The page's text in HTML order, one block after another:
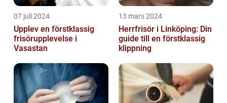
07 juli 2024
Upplev en förstklassig
frisörupplevelse i
Vasastan
13 mars 2024
Herrfrisör i Linköping: Din
guide till en förstklassig
klippning